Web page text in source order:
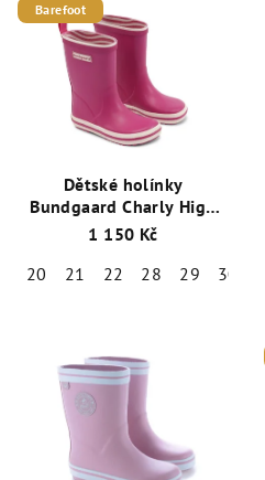
Barefoot
Dětské holínky
Bundgaard Charly High
BG401021-710 Malinová
1 150 Kč
20
21 22 28 29 30